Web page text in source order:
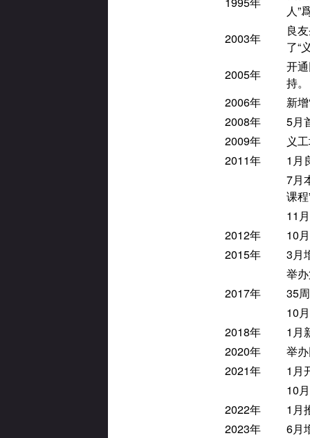
人”
2003年
良
了“
2005年
开
持。
2006年
新
2008年
5月
2009年
义
2011年
1月
7月
课程
11
2012年
10
2015年
3月
举
2017年
35
10
2018年
1月
2020年
举
2021年
1月
10
2022年
1月
2023年
6月